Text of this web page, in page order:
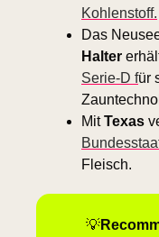
Kohlenstoff.
Halter
Serie-D für
Mit Texas
Fleisch.
💡